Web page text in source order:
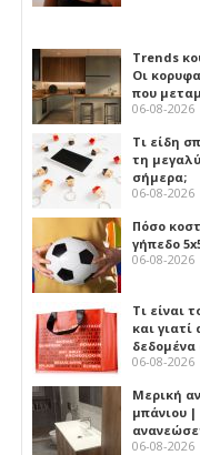
Trends
Οι
που
06-08-2026
Τι είδη
τη
σήμερα;
06-08-2026
Πόσο
γήπεδο
06-08-2026
Τι είναι
και
06-08-2026
Μερική
μπάνιου
06-08-2026